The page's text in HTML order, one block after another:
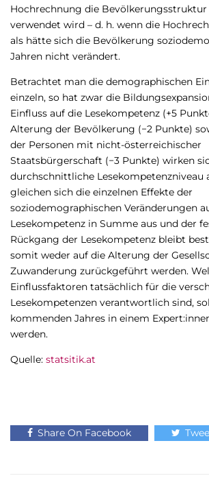
Hochrechnung die Bevölkerungsstruktur
verwendet wird – d. h. wenn die
als hätte sich die Bevölkerung
Jahren nicht verändert.
Betrachtet man die demographischen
einzeln, so hat zwar die
Einfluss auf die Lesekompetenz (+5
Alterung der Bevölkerung (−2 Punkte)
der Personen mit nicht-österreichischer
Staatsbürgerschaft (−3 Punkte) wirken
durchschnittliche Lesekompetenzniveau
gleichen sich die einzelnen Effekte der
soziodemographischen Veränderungen
Lesekompetenz in Summe aus und der
Rückgang der Lesekompetenz bleibt
somit weder auf die Alterung der
Zuwanderung zurückgeführt werden.
Einflussfaktoren tatsächlich für die
Lesekompetenzen verantwortlich sind,
kommenden Jahres in einem
werden.
Quelle: statsitik.at
Share On Facebook